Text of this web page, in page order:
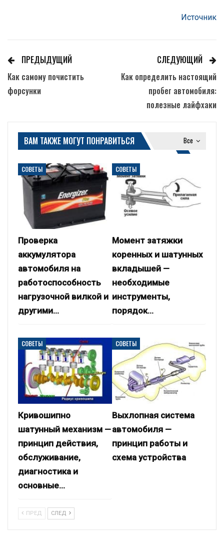
Источник
ПРЕДЫДУЩИЙ
Как самому почистить
форсунки
СЛЕДУЮЩИЙ
Как определить настоящий
пробег автомобиля:
полезные лайфхаки
Все
ВАМ ТАКЖЕ МОГУТ ПОНРАВИТЬСЯ
СОВЕТЫ
Проверка
аккумулятора
автомобиля на
работоспособность
нагрузочной вилкой и
другими…
СОВЕТЫ
Момент затяжки
коренных и шатунных
вкладышей —
необходимые
инструменты,
порядок…
СОВЕТЫ
Кривошипно
шатунный механизм —
принцип действия,
обслуживание,
диагностика и
основные…
СОВЕТЫ
Выхлопная система
автомобиля —
принцип работы и
схема устройства
ПРЕД СЛЕД